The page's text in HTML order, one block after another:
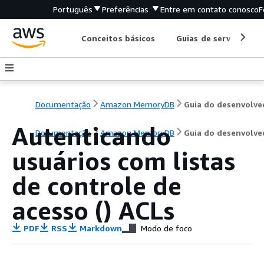
Português Preferências Entre em contato conosco
Conceitos básicos Guias de serviço
Documentação Amazon MemoryDB
Documentação Amazon MemoryDB Guia do
Autenticando
usuários com listas
de controle de
acesso () ACLs
PDF RSS Markdown Modo de foco